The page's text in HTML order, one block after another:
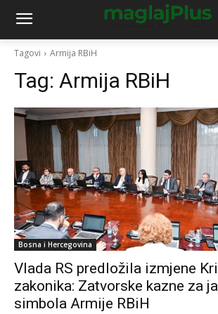
Tagovi Armija RBiH
Tag: Armija RBiH
Bosna i Hercegovina
Vlada RS predložila izmjene
zakonika: Zatvorske kazne za
simbola Armije RBiH